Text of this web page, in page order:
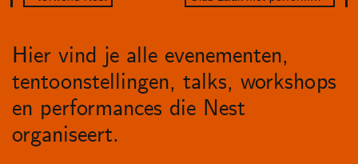
Hier vind je alle evenementen,
tentoonstellingen, talks, workshops
en performances die Nest
organiseert.